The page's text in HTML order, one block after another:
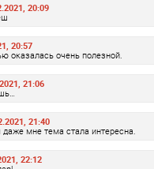
20:09
20:57
оказалась очень полезной.
21:06
21:40
мне тема стала интересна.
22:12